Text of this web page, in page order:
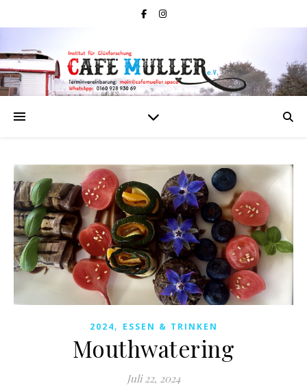
2024, ESSEN & TRINKEN
Mouthwatering
Juli 22, 2024